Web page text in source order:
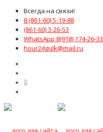
Всегда на связи!
8 (861-60) 5-19-88
(861-60) 3-26-53
WhatsApp 8(918) 174-26-33
hour24gulk@mail.ru